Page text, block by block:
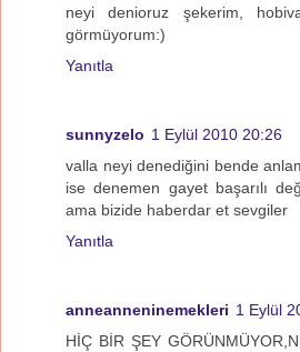
neyi denioruz şekerim,
görmüyorum:)
Yanıtla
sunnyzelo 1 Eylül 2010 20:26
valla neyi denediğini bende
ise denemen gayet başarılı
ama bizide haberdar et sevgiler
Yanıtla
anneanneninemekleri 1 Eylül
HİÇ BİR ŞEY